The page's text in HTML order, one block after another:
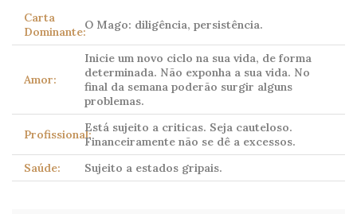
Carta
Dominante:O Mago: diligência, persistência.
Amor:
Inicie um novo ciclo na sua vida, de forma
determinada. Não exponha a sua vida. No
final da semana poderão surgir alguns
problemas.
Profissional:Está sujeito a criticas. Seja cauteloso.
Financeiramente não se dê a excessos.
Saúde:
Sujeito a estados gripais.